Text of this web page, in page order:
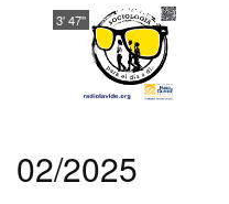
3' 47''
02/2025